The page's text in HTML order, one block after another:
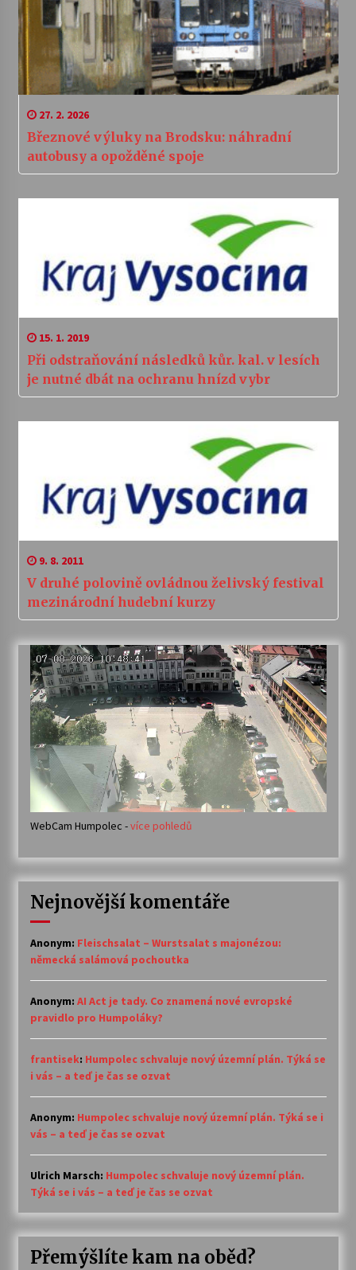
27. 2. 2026
Březnové výluky na Brodsku: náhradní
autobusy a opožděné spoje
15. 1. 2019
Při odstraňování následků kůr. kal. v lesích
je nutné dbát na ochranu hnízd vybr
9. 8. 2011
V druhé polovině ovládnou želivský festival
mezinárodní hudební kurzy
WebCam Humpolec -více pohledů
Nejnovější komentáře
Anonym: Fleischsalat – Wurstsalat s majonézou:
německá salámová pochoutka
Anonym: AI Act je tady. Co znamená nové evropské
pravidlo pro Humpoláky?
frantisek: Humpolec schvaluje nový územní plán. Týká se
i vás – a teď je čas se ozvat
Anonym: Humpolec schvaluje nový územní plán. Týká se i
vás – a teď je čas se ozvat
Ulrich Marsch: Humpolec schvaluje nový územní plán.
Týká se i vás – a teď je čas se ozvat
Přemýšlíte kam na oběd?